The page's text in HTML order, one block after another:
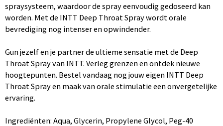
spraysysteem, waardoor de spray eenvoudig gedoseerd kan
worden. Met de INTT Deep Throat Spray wordt orale
bevrediging nog intenser en opwindender.
Gun jezelf en je partner de ultieme sensatie met de Deep
Throat Spray van INTT. Verleg grenzen en ontdek nieuwe
hoogtepunten. Bestel vandaag nog jouw eigen INTT Deep
Throat Spray en maak van orale stimulatie een onvergetelijke
ervaring.
Ingrediënten: Aqua, Glycerin, Propylene Glycol, Peg-40